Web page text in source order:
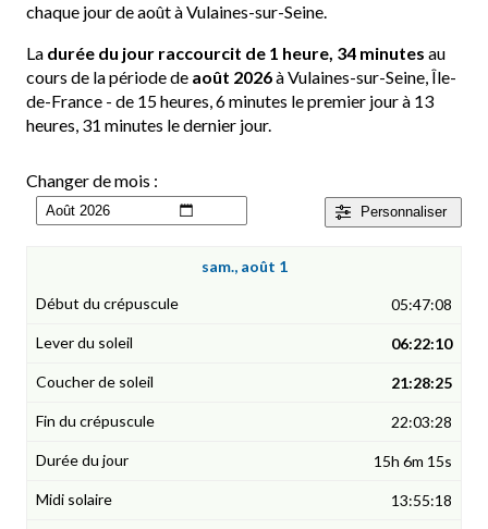
chaque jour de août à Vulaines-sur-Seine.
La durée du jour raccourcit de 1 heure, 34 minutes au
cours de la période de août 2026à Vulaines-sur-Seine, Île-
de-France - de 15 heures, 6 minutes le premier jour à 13
heures, 31 minutes le dernier jour.
Personnaliser
Changer de mois :
sam., août 1
05:47:08
06:22:10
21:28:25
22:03:28
15h 6m 15s
13:55:18